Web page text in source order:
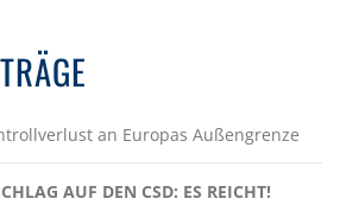
an Europas Außengrenze
AUF DEN CSD: ES REICHT!